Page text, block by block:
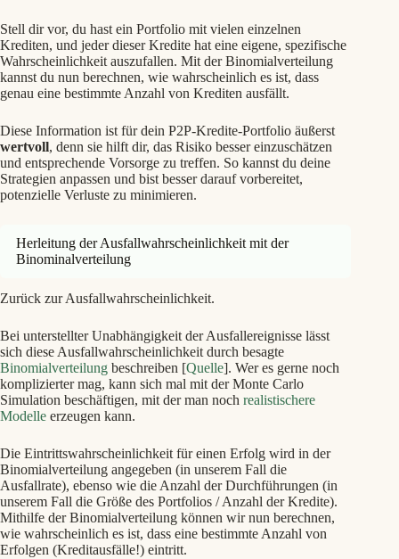
Stell dir vor, du hast ein Portfolio mit vielen einzelnen
Krediten, und jeder dieser Kredite hat eine eigene, spezifische
Wahrscheinlichkeit auszufallen. Mit der Binomialverteilung
kannst du nun berechnen, wie wahrscheinlich es ist, dass
genau eine bestimmte Anzahl von Krediten ausfällt.
Diese Information ist für dein P2P-Kredite-Portfolio äußerst
wertvoll, denn sie hilft dir, das Risiko besser einzuschätzen
und entsprechende Vorsorge zu treffen. So kannst du deine
Strategien anpassen und bist besser darauf vorbereitet,
potenzielle Verluste zu minimieren.
Herleitung der Ausfallwahrscheinlichkeit mit der
Binominalverteilung
Zurück zur Ausfallwahrscheinlichkeit.
Bei unterstellter Unabhängigkeit der Ausfallereignisse lässt
sich diese Ausfallwahrscheinlichkeit durch besagte
Binomialverteilung beschreiben [Quelle]. Wer es gerne noch
komplizierter mag, kann sich mal mit der Monte Carlo
Simulation beschäftigen, mit der man noch realistischere
Modelle erzeugen kann.
Die Eintrittswahrscheinlichkeit für einen Erfolg wird in der
Binomialverteilung angegeben (in unserem Fall die
Ausfallrate), ebenso wie die Anzahl der Durchführungen (in
unserem Fall die Größe des Portfolios / Anzahl der Kredite).
Mithilfe der Binomialverteilung können wir nun berechnen,
wie wahrscheinlich es ist, dass eine bestimmte Anzahl von
Erfolgen (Kreditausfälle!) eintritt.